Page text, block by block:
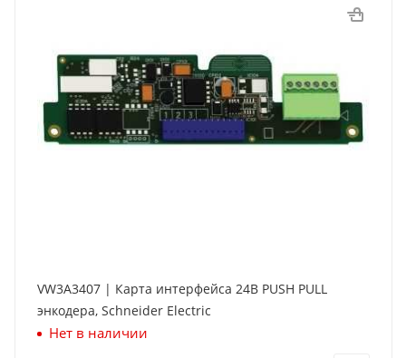
VW3A3407 | Карта интерфейса 24В PUSH PULL
энкодера, Schneider Electric
Нет в наличии